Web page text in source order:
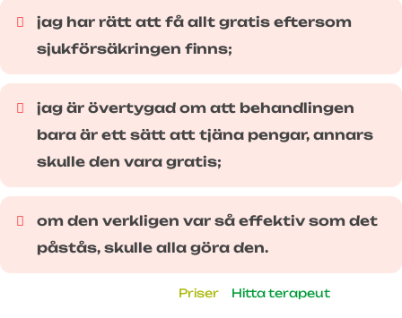
jag har rätt att få allt gratis eftersom
sjukförsäkringen finns;
jag är övertygad om att behandlingen
bara är ett sätt att tjäna pengar, annars
skulle den vara gratis;
om den verkligen var så effektiv som det
påstås, skulle alla göra den.
Priser Hitta terapeut